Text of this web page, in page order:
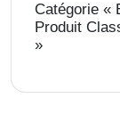
Catégorie «
Produit
»